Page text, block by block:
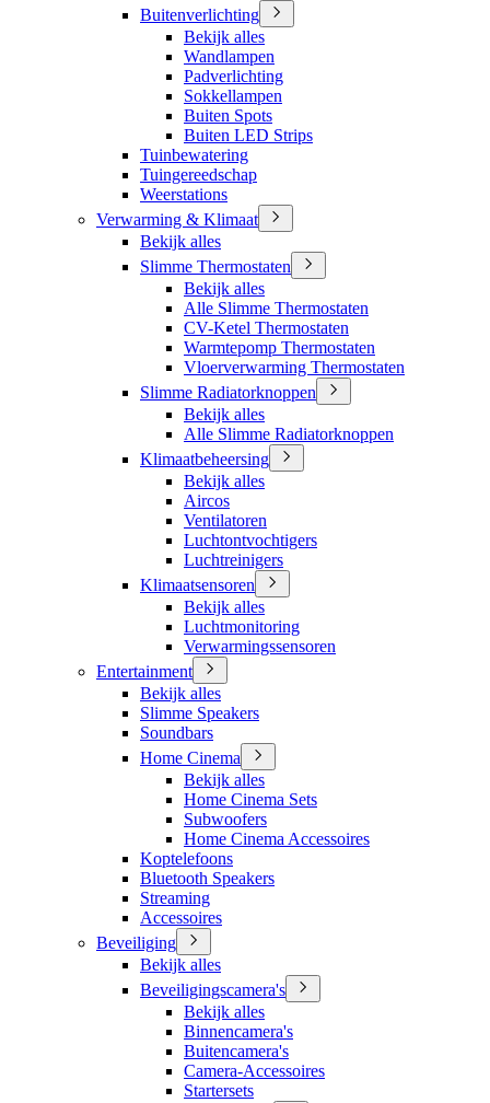
Buitenverlichting
Bekijk alles
Wandlampen
Padverlichting
Sokkellampen
Buiten Spots
Buiten LED Strips
Tuinbewatering
Tuingereedschap
Weerstations
Verwarming & Klimaat
Bekijk alles
Slimme Thermostaten
Bekijk alles
Alle Slimme Thermostaten
CV-Ketel Thermostaten
Warmtepomp Thermostaten
Vloerverwarming Thermostaten
Slimme Radiatorknoppen
Bekijk alles
Alle Slimme Radiatorknoppen
Klimaatbeheersing
Bekijk alles
Aircos
Ventilatoren
Luchtontvochtigers
Luchtreinigers
Klimaatsensoren
Bekijk alles
Luchtmonitoring
Verwarmingssensoren
Entertainment
Bekijk alles
Slimme Speakers
Soundbars
Home Cinema
Bekijk alles
Home Cinema Sets
Subwoofers
Home Cinema Accessoires
Koptelefoons
Bluetooth Speakers
Streaming
Accessoires
Beveiliging
Bekijk alles
Beveiligingscamera's
Bekijk alles
Binnencamera's
Buitencamera's
Camera-Accessoires
Startersets